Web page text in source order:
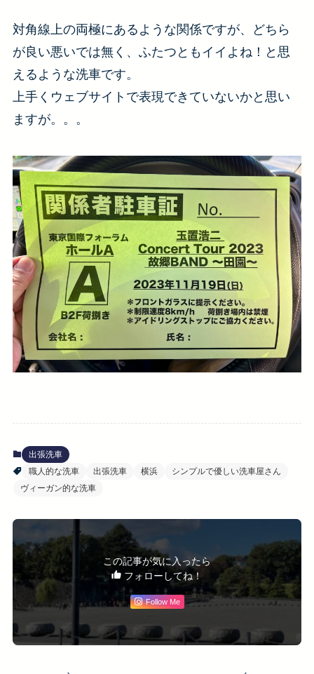
対角線上の両極にあるような関係ですが、どちら
が良い悪いでは無く、ふたつともイイよね！と思
えるような洗車です。
上手くウェブサイトで表現できていないかと思い
ますが。。。
出張洗車
職人的な洗車
出張洗車 横浜
シンプルで優しい洗車屋さん
ヴィーガン的な洗車
この記事が気に入ったら
フォローしてね！
Follow Me